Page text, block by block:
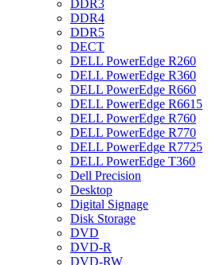
DDR3
DDR4
DDR5
DECT
DELL PowerEdge R260
DELL PowerEdge R360
DELL PowerEdge R660
DELL PowerEdge R6615
DELL PowerEdge R760
DELL PowerEdge R770
DELL PowerEdge R7725
DELL PowerEdge T360
Dell Precision
Desktop
Digital Signage
Disk Storage
DVD
DVD-R
DVD-RW